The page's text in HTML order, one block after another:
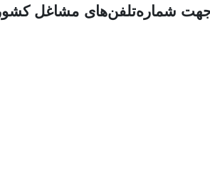
شماره‌تلفن‌های مشاغل